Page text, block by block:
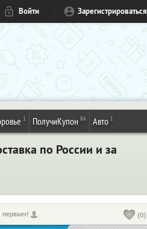
Войти Зарегистрироваться
1 ПолучиКупон 86 Авто 1
по России и за
первым! (0)